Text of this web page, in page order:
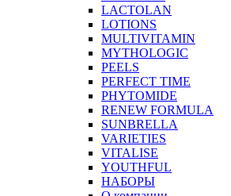
LACTOLAN
LOTIONS
MULTIVITAMIN
MYTHOLOGIC
PEELS
PERFECT TIME
PHYTOMIDE
RENEW FORMULA
SUNBRELLA
VARIETIES
VITALISE
YOUTHFUL
НАБОРЫ